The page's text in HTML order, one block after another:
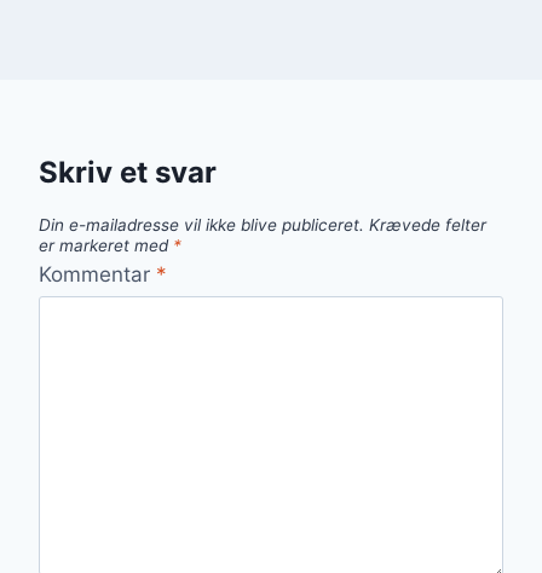
Skriv et svar
Din e-mailadresse vil ikke blive publiceret. Krævede felter
er markeret med *
Kommentar *